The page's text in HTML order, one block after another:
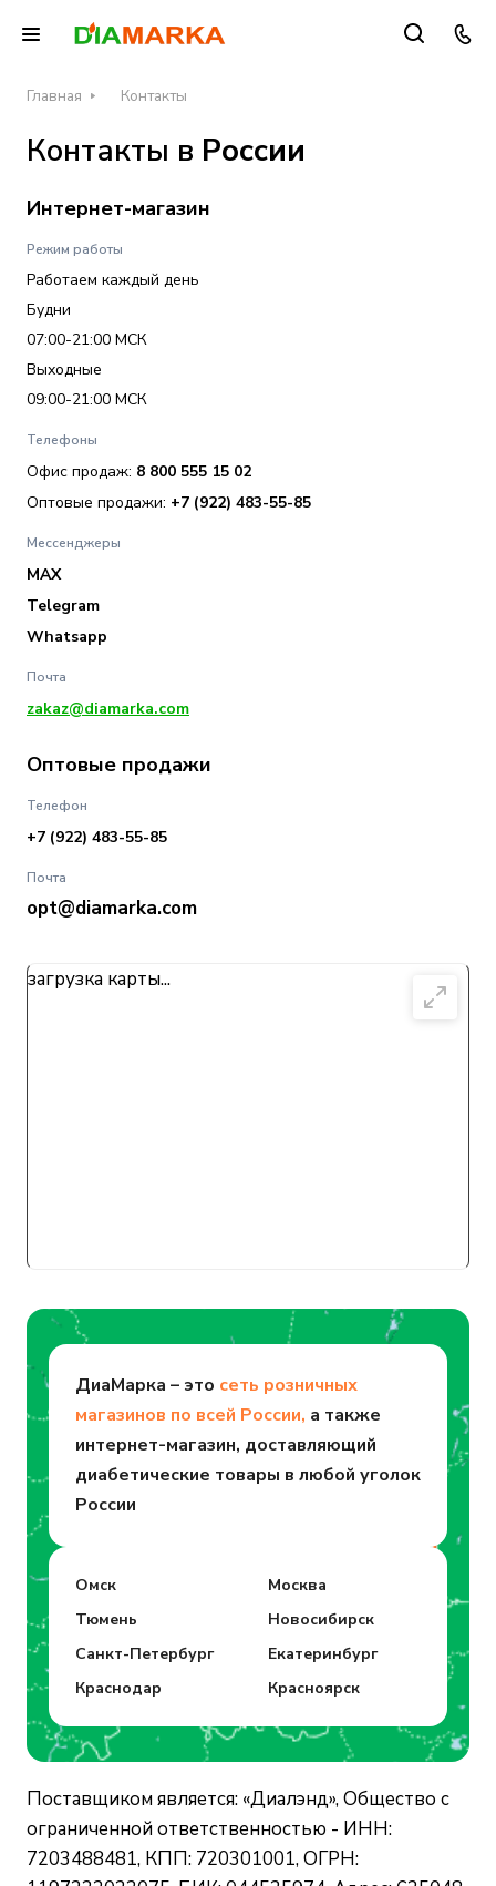
Главная Контакты
Контакты в России
Интернет-магазин
Режим работы
Работаем каждый день
Будни
07:00-21:00 МСК
Выходные
09:00-21:00 МСК
Телефоны
Офис продаж: 8 800 555 15 02
Оптовые продажи: +7 (922) 483-55-85
Мессенджеры
MAX
Telegram
Whatsapp
Почта
zakaz@diamarka.com
Оптовые продажи
Телефон
+7 (922) 483-55-85
Почта
opt@diamarka.com
загрузка карты...
ДиаМарка – это сеть розничных
магазинов по всей России, а также
интернет-магазин, доставляющий
диабетические товары в любой уголок
России
Омск
Москва
Тюмень
Новосибирск
Санкт-Петербург
Екатеринбург
Краснодар
Красноярск
Поставщиком является: «Диалэнд», Общество с
ограниченной ответственностью - ИНН:
7203488481, КПП: 720301001, ОГРН: